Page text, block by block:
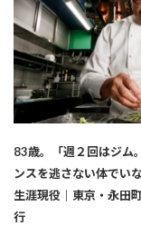
83歳。「週２回はジム
ンスを逃さない体でいな
生涯現役｜東京・永田
行